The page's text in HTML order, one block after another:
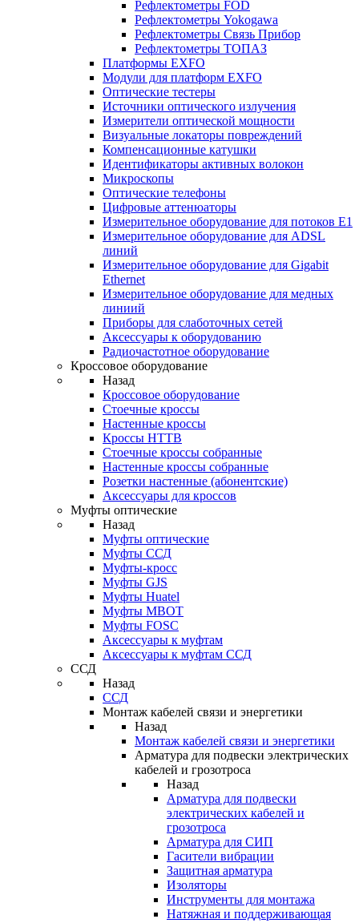
Рефлектометры FOD
Рефлектометры Yokogawa
Рефлектометры Связь Прибор
Рефлектометры ТОПАЗ
Платформы EXFO
Модули для платформ EXFO
Оптические тестеры
Источники оптического излучения
Измерители оптической мощности
Визуальные локаторы повреждений
Компенсационные катушки
Идентификаторы активных волокон
Микроскопы
Оптические телефоны
Цифровые аттенюаторы
Измерительное оборудование для потоков Е1
Измерительное оборудование для ADSL
линий
Измерительное оборудование для Gigabit
Ethernet
Измерительное оборудование для медных
линиий
Приборы для слаботочных сетей
Аксессуары к оборудованию
Радиочастотное оборудование
Кроссовое оборудование
Назад
Кроссовое оборудование
Стоечные кроссы
Настенные кроссы
Кроссы HTTB
Стоечные кроссы собранные
Настенные кроссы собранные
Розетки настенные (абонентские)
Аксессуары для кроссов
Муфты оптические
Назад
Муфты оптические
Муфты ССД
Муфты-кросс
Муфты GJS
Муфты Huatel
Муфты МВОТ
Муфты FOSC
Аксессуары к муфтам
Аксессуары к муфтам ССД
ССД
Назад
ССД
Монтаж кабелей связи и энергетики
Назад
Монтаж кабелей связи и энергетики
Арматура для подвески электрических
кабелей и грозотроса
Назад
Арматура для подвески
электрических кабелей и
грозотроса
Арматура для СИП
Гасители вибрации
Защитная арматура
Изоляторы
Инструменты для монтажа
Натяжная и поддерживающая